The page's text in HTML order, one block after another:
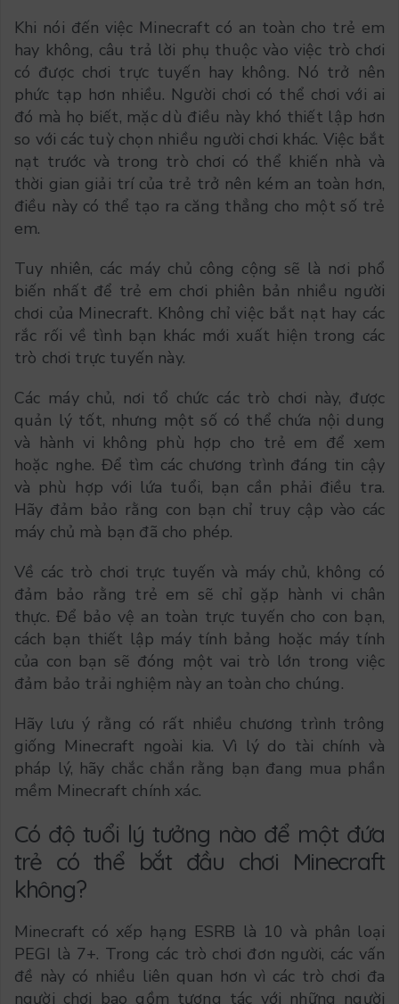
Khi nói đến việc Minecraft có an toàn cho trẻ em
hay không, câu trả lời phụ thuộc vào việc trò chơi
có được chơi trực tuyến hay không. Nó trở nên
phức tạp hơn nhiều. Người chơi có thể chơi với ai
đó mà họ biết, mặc dù điều này khó thiết lập hơn
so với các tuỳ chọn nhiều người chơi khác. Việc bắt
nạt trước và trong trò chơi có thể khiến nhà và
thời gian giải trí của trẻ trở nên kém an toàn hơn,
điều này có thể tạo ra căng thẳng cho một số trẻ
em.
Tuy nhiên, các máy chủ công cộng sẽ là nơi phổ
biến nhất để trẻ em chơi phiên bản nhiều người
chơi của Minecraft. Không chỉ việc bắt nạt hay các
rắc rối về tình bạn khác mới xuất hiện trong các
trò chơi trực tuyến này.
Các máy chủ, nơi tổ chức các trò chơi này, được
quản lý tốt, nhưng một số có thể chứa nội dung
và hành vi không phù hợp cho trẻ em để xem
hoặc nghe. Để tìm các chương trình đáng tin cậy
và phù hợp với lứa tuổi, bạn cần phải điều tra.
Hãy đảm bảo rằng con bạn chỉ truy cập vào các
máy chủ mà bạn đã cho phép.
Về các trò chơi trực tuyến và máy chủ, không có
đảm bảo rằng trẻ em sẽ chỉ gặp hành vi chân
thực. Để bảo vệ an toàn trực tuyến cho con bạn,
cách bạn thiết lập máy tính bảng hoặc máy tính
của con bạn sẽ đóng một vai trò lớn trong việc
đảm bảo trải nghiệm này an toàn cho chúng.
Hãy lưu ý rằng có rất nhiều chương trình trông
giống Minecraft ngoài kia. Vì lý do tài chính và
pháp lý, hãy chắc chắn rằng bạn đang mua phần
mềm Minecraft chính xác.
Có độ tuổi lý tưởng nào để một đứa
trẻ có thể bắt đầu chơi Minecraft
không?
Minecraft có xếp hạng ESRB là 10 và phân loại
PEGI là 7+. Trong các trò chơi đơn người, các vấn
đề này có nhiều liên quan hơn vì các trò chơi đa
người chơi bao gồm tương tác với những người